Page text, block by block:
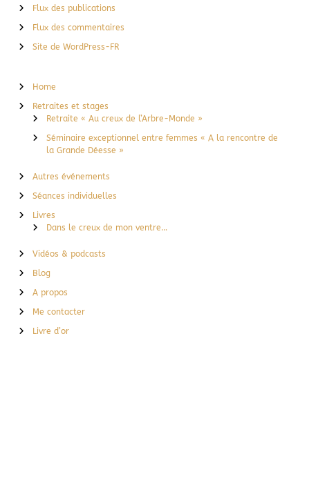
Flux des publications
Flux des commentaires
Site de WordPress-FR
Home
Retraites et stages
Retraite « Au creux de l’Arbre-Monde »
Séminaire exceptionnel entre femmes « A la rencontre de
la Grande Déesse »
Autres événements
Séances individuelles
Livres
Dans le creux de mon ventre…
Vidéos & podcasts
Blog
A propos
Me contacter
Livre d’or